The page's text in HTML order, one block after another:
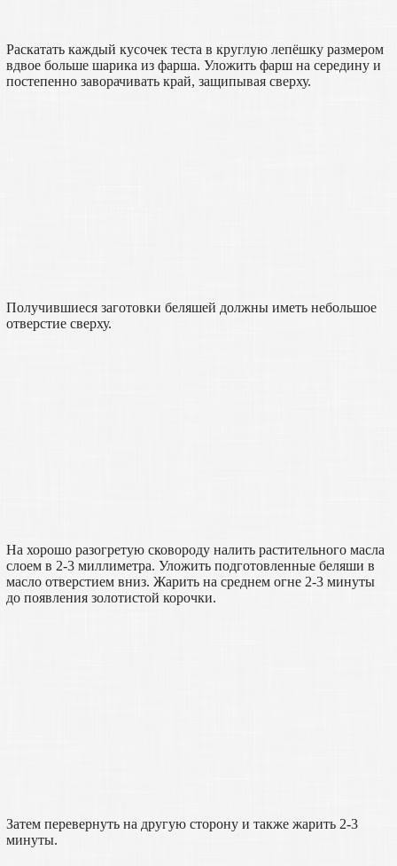
Раскатать каждый кусочек теста в круглую лепёшку размером
вдвое больше шарика из фарша. Уложить фарш на середину и
постепенно заворачивать край, защипывая сверху.
Получившиеся заготовки беляшей должны иметь небольшое
отверстие сверху.
На хорошо разогретую сковороду налить растительного масла
слоем в 2-3 миллиметра. Уложить подготовленные беляши в
масло отверстием вниз. Жарить на среднем огне 2-3 минуты
до появления золотистой корочки.
Затем перевернуть на другую сторону и также жарить 2-3
минуты.